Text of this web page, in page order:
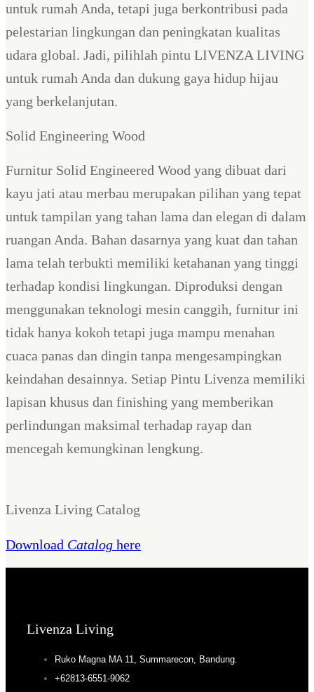
untuk rumah Anda, tetapi juga berkontribusi pada
pelestarian lingkungan dan peningkatan kualitas
udara global. Jadi, pilihlah pintu LIVENZA LIVING
untuk rumah Anda dan dukung gaya hidup hijau
yang berkelanjutan.
Solid Engineering Wood
Furnitur Solid Engineered Wood yang dibuat dari
kayu jati atau merbau merupakan pilihan yang tepat
untuk tampilan yang tahan lama dan elegan di dalam
ruangan Anda. Bahan dasarnya yang kuat dan tahan
lama telah terbukti memiliki ketahanan yang tinggi
terhadap kondisi lingkungan. Diproduksi dengan
menggunakan teknologi mesin canggih, furnitur ini
tidak hanya kokoh tetapi juga mampu menahan
cuaca panas dan dingin tanpa mengesampingkan
keindahan desainnya. Setiap Pintu Livenza memiliki
lapisan khusus dan finishing yang memberikan
perlindungan maksimal terhadap rayap dan
mencegah kemungkinan lengkung.
Livenza Living Catalog
Download Catalog here
Livenza Living
Ruko Magna MA 11, Summarecon, Bandung.
+62813-6551-9062